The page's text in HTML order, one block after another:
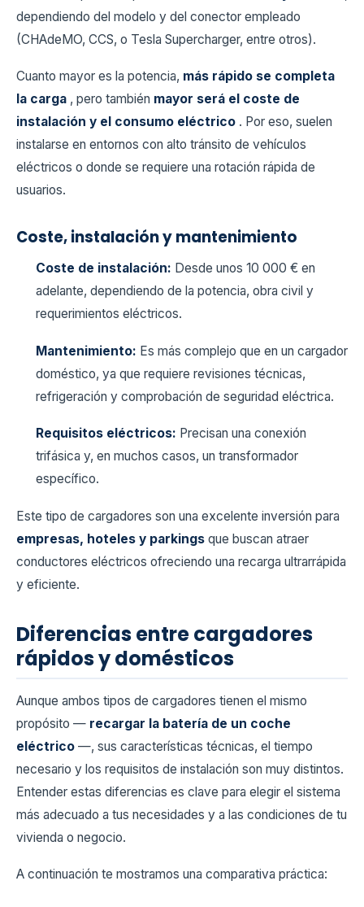
dependiendo del modelo y del conector empleado
(CHAdeMO, CCS, o Tesla Supercharger, entre otros).
Cuanto mayor es la potencia, más rápido se completa
la carga , pero también mayor será el coste de
instalación y el consumo eléctrico . Por eso, suelen
instalarse en entornos con alto tránsito de vehículos
eléctricos o donde se requiere una rotación rápida de
usuarios.
Coste, instalación y mantenimiento
Coste de instalación: Desde unos 10 000 € en
adelante, dependiendo de la potencia, obra civil y
requerimientos eléctricos.
Mantenimiento: Es más complejo que en un cargador
doméstico, ya que requiere revisiones técnicas,
refrigeración y comprobación de seguridad eléctrica.
Requisitos eléctricos: Precisan una conexión
trifásica y, en muchos casos, un transformador
específico.
Este tipo de cargadores son una excelente inversión para
empresas, hoteles y parkings que buscan atraer
conductores eléctricos ofreciendo una recarga ultrarrápida
y eficiente.
Diferencias entre cargadores
rápidos y domésticos
Aunque ambos tipos de cargadores tienen el mismo
propósito — recargar la batería de un coche
eléctrico —, sus características técnicas, el tiempo
necesario y los requisitos de instalación son muy distintos.
Entender estas diferencias es clave para elegir el sistema
más adecuado a tus necesidades y a las condiciones de tu
vivienda o negocio.
A continuación te mostramos una comparativa práctica: